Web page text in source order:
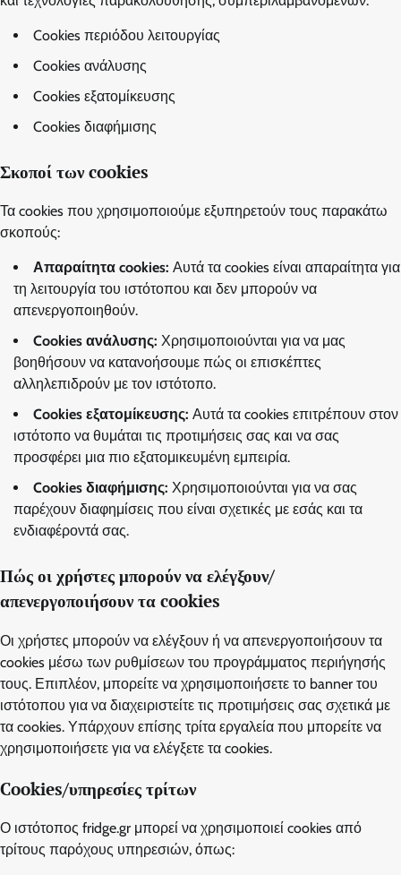
Cookies περιόδου λειτουργίας
Cookies ανάλυσης
Cookies εξατομίκευσης
Cookies διαφήμισης
Σκοποί των cookies
Τα cookies που χρησιμοποιούμε εξυπηρετούν τους παρακάτω
σκοπούς:
Απαραίτητα cookies: Αυτά τα cookies είναι απαραίτητα για
τη λειτουργία του ιστότοπου και δεν μπορούν να
απενεργοποιηθούν.
Cookies ανάλυσης: Χρησιμοποιούνται για να μας
βοηθήσουν να κατανοήσουμε πώς οι επισκέπτες
αλληλεπιδρούν με τον ιστότοπο.
Cookies εξατομίκευσης: Αυτά τα cookies επιτρέπουν στον
ιστότοπο να θυμάται τις προτιμήσεις σας και να σας
προσφέρει μια πιο εξατομικευμένη εμπειρία.
Cookies διαφήμισης: Χρησιμοποιούνται για να σας
παρέχουν διαφημίσεις που είναι σχετικές με εσάς και τα
ενδιαφέροντά σας.
Πώς οι χρήστες μπορούν να ελέγξουν/
απενεργοποιήσουν τα cookies
Οι χρήστες μπορούν να ελέγξουν ή να απενεργοποιήσουν τα
cookies μέσω των ρυθμίσεων του προγράμματος περιήγησής
τους. Επιπλέον, μπορείτε να χρησιμοποιήσετε το banner του
ιστότοπου για να διαχειριστείτε τις προτιμήσεις σας σχετικά με
τα cookies. Υπάρχουν επίσης τρίτα εργαλεία που μπορείτε να
χρησιμοποιήσετε για να ελέγξετε τα cookies.
Cookies/υπηρεσίες τρίτων
Ο ιστότοπος fridge.gr μπορεί να χρησιμοποιεί cookies από
τρίτους παρόχους υπηρεσιών, όπως: